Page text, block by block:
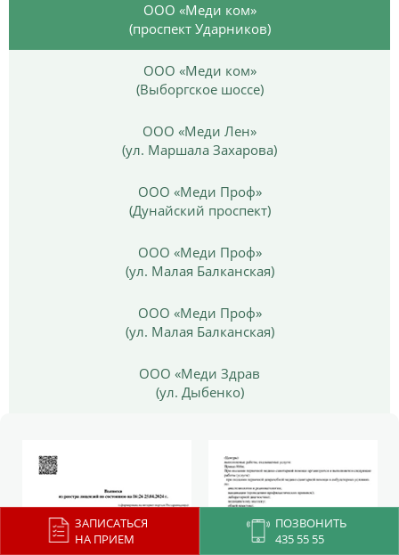
ЗАПИСАТЬСЯ
НА ПРИЕМ
ПОЗВОНИТЬ
435 55 55
ООО «Меди ком»
(проспект Ударников)
ООО «Меди ком»
(Выборгское шоссе)
ООО «Меди Лен»
(ул. Маршала Захарова)
ООО «Меди Проф»
(Дунайский проспект)
ООО «Меди Проф»
(ул. Малая Балканская)
ООО «Меди Проф»
(ул. Малая Балканская)
ООО «Меди Здрав
(ул. Дыбенко)